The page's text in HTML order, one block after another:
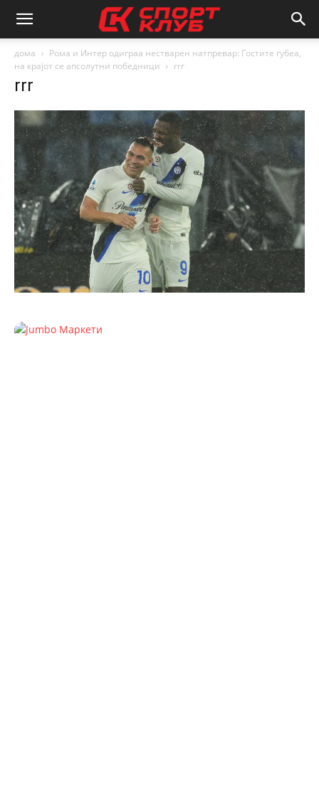
дома
Рома и Интер одиграа нестварен натпревар: Гостите губеа,
на крајот се апсолутни победници
rrr
rrr